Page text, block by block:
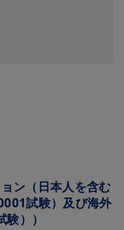
ン（日本人を含む
試験）及び海外
））